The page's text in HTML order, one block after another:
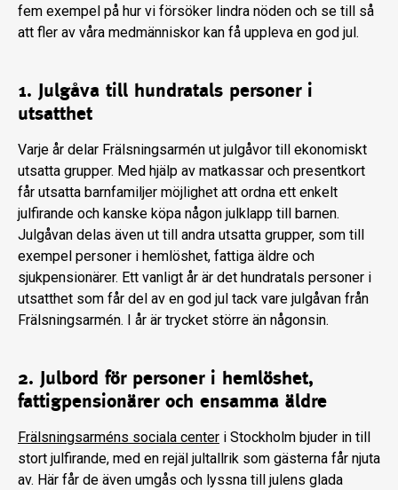
fem exempel på hur vi försöker lindra nöden och se till så
att fler av våra medmänniskor kan få uppleva en god jul.
1. Julgåva till hundratals personer i
utsatthet
Varje år delar Frälsningsarmén ut julgåvor till ekonomiskt
utsatta grupper. Med hjälp av matkassar och presentkort
får utsatta barnfamiljer möjlighet att ordna ett enkelt
julfirande och kanske köpa någon julklapp till barnen.
Julgåvan delas även ut till andra utsatta grupper, som till
exempel personer i hemlöshet, fattiga äldre och
sjukpensionärer. Ett vanligt år är det hundratals personer i
utsatthet som får del av en god jul tack vare julgåvan från
Frälsningsarmén. I år är trycket större än någonsin.
2. Julbord för personer i hemlöshet,
fattigpensionärer och ensamma äldre
Frälsningsarméns sociala center i Stockholm bjuder in till
stort julfirande, med en rejäl jultallrik som gästerna får njuta
av. Här får de även umgås och lyssna till julens glada